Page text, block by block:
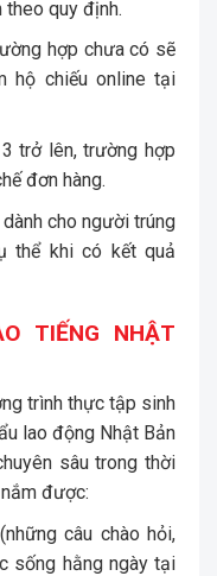
quy định.
hợp chưa có sẽ
hộ chiếu online tại
trở lên, trường hợp
đơn hàng.
cho người trúng
thể khi có kết quả
TIẾNG NHẬT
trình thực tập sinh
lao động Nhật Bản
sâu trong thời
được:
câu chào hỏi,
sống hằng ngày tại